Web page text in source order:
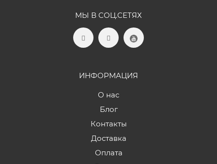
МЫ В СОЦ.СЕТЯХ
ИНФОРМАЦИЯ
О нас
Блог
Контакты
Доставка
Оплата